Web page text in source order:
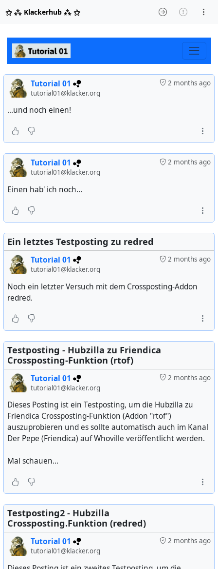
⚝ ⁂ Klackerhub ⁂ ⚝
2 months ago
Tutorial 01
tutorial01@klacker.org
...und noch einen!
2 months ago
Tutorial 01
tutorial01@klacker.org
Einen hab' ich noch...
Ein letztes Testposting zu redred
2 months ago
Tutorial 01
tutorial01@klacker.org
Noch ein letzter Versuch mit dem Crossposting-Addon
redred.
Testposting - Hubzilla zu Friendica
Crossposting-Funktion (rtof)
2 months ago
Tutorial 01
tutorial01@klacker.org
Dieses Posting ist ein Testposting, um die Hubzilla zu
Friendica Crossposting-Funktion (Addon "rtof")
auszuprobieren und es sollte automatisch auch im Kanal
Der Pepe (Friendica) auf Whoville veröffentlicht werden.
Mal schauen...
Testposting2 - Hubzilla
Crossposting.Funktion (redred)
2 months ago
Tutorial 01
tutorial01@klacker.org